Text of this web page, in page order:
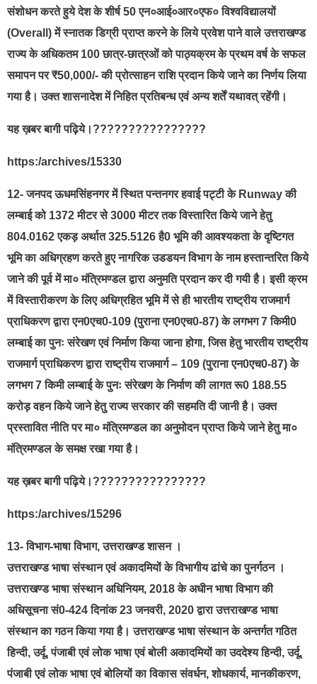
संशोधन करते हुये देश के शीर्ष 50 एन०आई०आर०एफ० विश्वविद्यालयों
(Overall) में स्नातक डिग्री प्राप्त करने के लिये प्रवेश पाने वाले उत्तराखण्ड
राज्य के अधिकतम 100 छात्र-छात्रओं को पाठ्यक्रम के प्रथम वर्ष के सफल
समापन पर ₹50,000/- की प्रोत्साहन राशि प्रदान किये जाने का निर्णय लिया
गया है। उक्त शासनादेश में निहित प्रतिबन्ध एवं अन्य शर्तें यथावत् रहेंगी।
यह ख़बर बागी पढ़िये।????????????????
https:/archives/15330
12- जनपद ऊधमसिंहनगर में स्थित पन्तनगर हवाई पट्टी के Runway की
लम्बाई को 1372 मीटर से 3000 मीटर तक विस्तारित किये जाने हेतु
804.0162 एकड़ अर्थात 325.5126 है0 भूमि की आवश्यकता के दृष्टिगत
भूमि का अधिग्रहण करते हुए नागरिक उडडयन विभाग के नाम हस्तान्तरित किये
जाने की पूर्व में मा० मंत्रिमण्डल द्वारा अनुमति प्रदान कर दी गयी है। इसी क्रम
में विस्तारीकरण के लिए अधिग्रहित भूमि में से ही भारतीय राष्ट्रीय राजमार्ग
प्राधिकरण द्वारा एन0एच0-109 (पुराना एन0एच0-87) के लगभग 7 किमी0
लम्बाई का पुनः संरेखण एवं निर्माण किया जाना होगा, जिस हेतु भारतीय राष्ट्रीय
राजमार्ग प्राधिकरण द्वारा राष्ट्रीय राजमार्ग – 109 (पुराना एन0एच0-87) के
लगभग 7 किमी लम्बाई के पुनः संरेखण के निर्माण की लागत रू0 188.55
करोड़ वहन किये जाने हेतु राज्य सरकार की सहमति दी जानी है। उक्त
प्रस्तावित नीति पर मा० मंत्रिमण्डल का अनुमोदन प्राप्त किये जाने हेतु मा०
मंत्रिमण्डल के समक्ष रखा गया है।
यह ख़बर बागी पढ़िये।????????????????
https:/archives/15296
13- विभाग-भाषा विभाग, उत्तराखण्ड शासन ।
उत्तराखण्ड भाषा संस्थान एवं अकादमियों के विभागीय ढांचे का पुनर्गठन ।
उत्तराखण्ड भाषा संस्थान अधिनियम, 2018 के अधीन भाषा विभाग की
अधिसूचना सं0-424 दिनांक 23 जनवरी, 2020 द्वारा उत्तराखण्ड भाषा
संस्थान का गठन किया गया है। उत्तराखण्ड भाषा संस्थान के अन्तर्गत गठित
हिन्दी, उर्दू, पंजाबी एवं लोक भाषा एवं बोली अकादमियों का उददेश्य हिन्दी, उर्दू,
पंजाबी एवं लोक भाषा एवं बोलियों का विकास संवर्धन, शोधकार्य, मानकीकरण,